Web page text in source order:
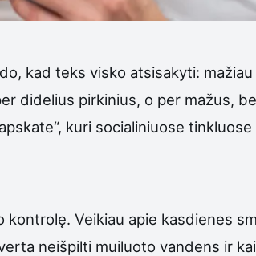
kad teks visko atsisakyti:
didelius pirkinius, o per mažus,
kuri socialiniuose
Veikiau apie kasdienes
neišpilti muiluoto vandens ir